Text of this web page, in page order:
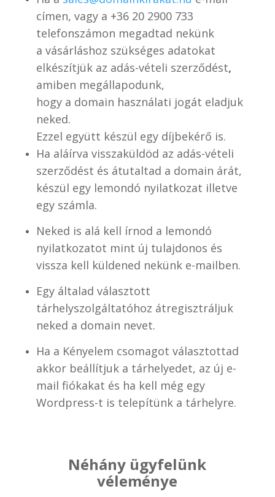
címen, vagy a +36 20 2900 733
telefonszámon megadtad nekünk
a vásárláshoz szükséges adatokat
elkészítjük az adás-vételi szerződést,
amiben megállapodunk,
hogy a domain használati jogát eladjuk
neked.
Ezzel együtt készül egy díjbekérő is.
Ha aláírva visszaküldöd az adás-vételi
szerződést és átutaltad a domain árát,
készül egy lemondó nyilatkozat illetve
egy számla.
Neked is alá kell írnod a lemondó
nyilatkozatot mint új tulajdonos és
vissza kell küldened nekünk e-mailben.
Egy általad választott
tárhelyszolgáltatóhoz átregisztráljuk
neked a domain nevet.
Ha a Kényelem csomagot választottad
akkor beállítjuk a tárhelyedet, az új e-
mail fiókakat és ha kell még egy
Wordpress-t is telepítünk a tárhelyre.
Néhány ügyfelünk
véleménye